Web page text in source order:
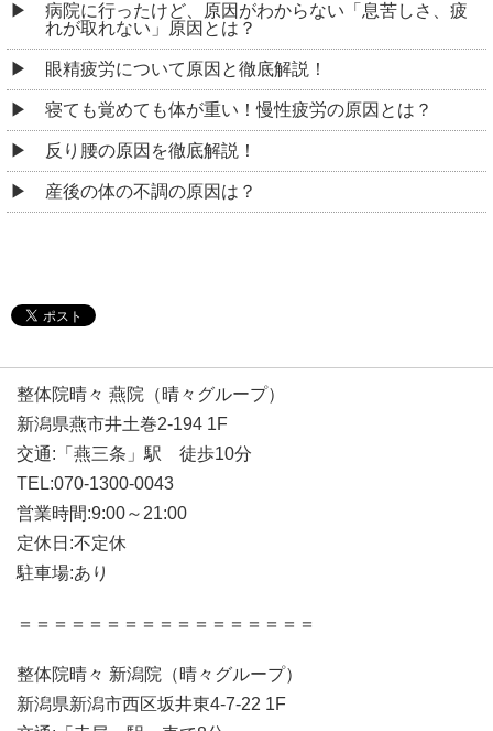
病院に行ったけど、原因がわからない「息苦しさ、疲
れが取れない」原因とは？
眼精疲労について原因と徹底解説！
寝ても覚めても体が重い！慢性疲労の原因とは？
反り腰の原因を徹底解説！
産後の体の不調の原因は？
整体院晴々 燕院（晴々グループ）
新潟県燕市井土巻2-194 1F
交通:「燕三条」駅 徒歩10分
TEL:070-1300-0043
営業時間:9:00～21:00
定休日:不定休
駐車場:あり
＝＝＝＝＝＝＝＝＝＝＝＝＝＝＝＝＝
整体院晴々 新潟院（晴々グループ）
新潟県新潟市西区坂井東4-7-22 1F